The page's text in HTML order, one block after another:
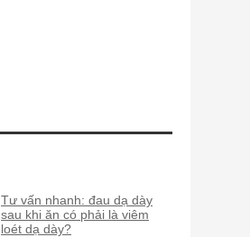
Tư vấn nhanh: đau dạ dày
sau khi ăn có phải là viêm
loét dạ dày?